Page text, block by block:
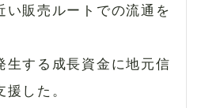
い販売ルートでの流通を
生する成長資金に地元信
した。